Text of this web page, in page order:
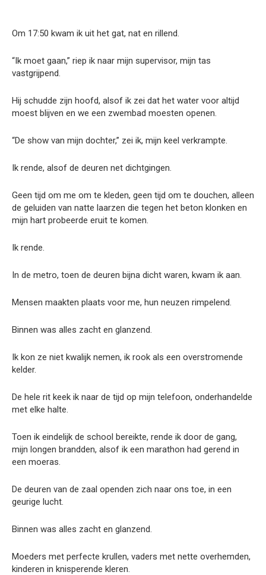
Om 17:50 kwam ik uit het gat, nat en rillend.
“Ik moet gaan,” riep ik naar mijn supervisor, mijn tas
vastgrijpend.
Hij schudde zijn hoofd, alsof ik zei dat het water voor altijd
moest blijven en we een zwembad moesten openen.
“De show van mijn dochter,” zei ik, mijn keel verkrampte.
Ik rende, alsof de deuren net dichtgingen.
Geen tijd om me om te kleden, geen tijd om te douchen, alleen
de geluiden van natte laarzen die tegen het beton klonken en
mijn hart probeerde eruit te komen.
Ik rende.
In de metro, toen de deuren bijna dicht waren, kwam ik aan.
Mensen maakten plaats voor me, hun neuzen rimpelend.
Binnen was alles zacht en glanzend.
Ik kon ze niet kwalijk nemen, ik rook als een overstromende
kelder.
De hele rit keek ik naar de tijd op mijn telefoon, onderhandelde
met elke halte.
Toen ik eindelijk de school bereikte, rende ik door de gang,
mijn longen brandden, alsof ik een marathon had gerend in
een moeras.
De deuren van de zaal openden zich naar ons toe, in een
geurige lucht.
Binnen was alles zacht en glanzend.
Moeders met perfecte krullen, vaders met nette overhemden,
kinderen in knisperende kleren.